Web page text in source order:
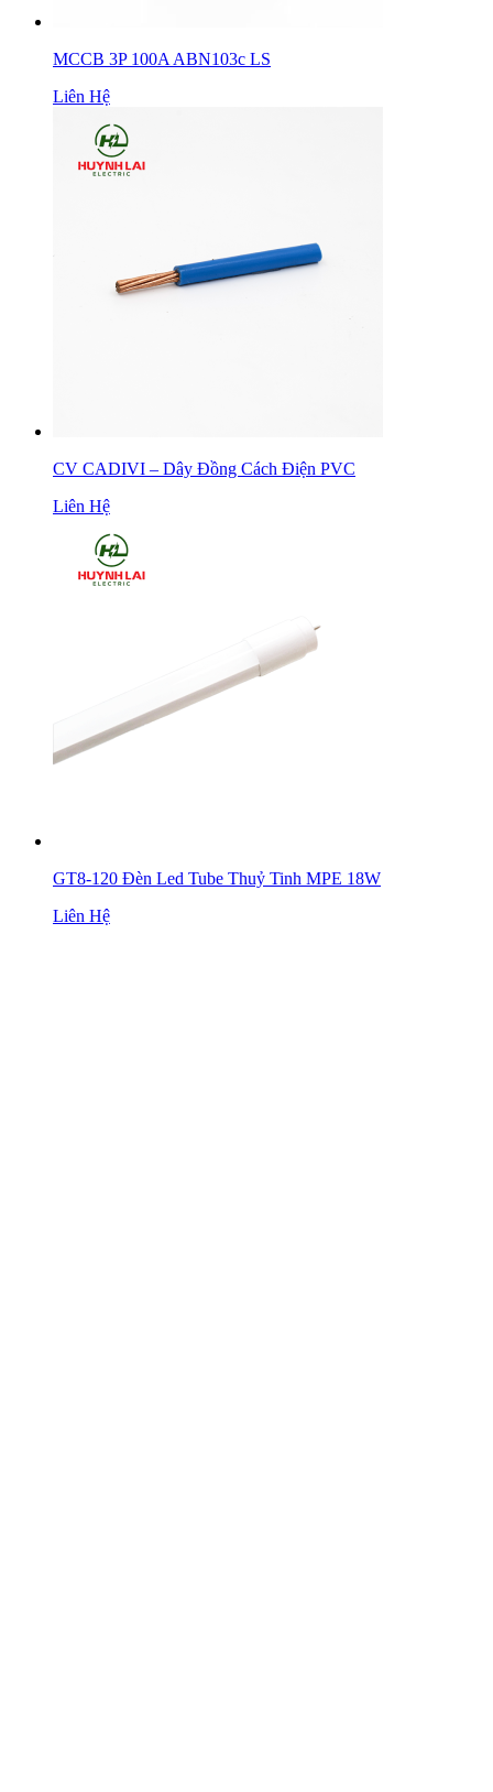
MCCB 3P 100A ABN103c LS
Liên Hệ
CV CADIVI – Dây Đồng Cách Điện PVC
Liên Hệ
GT8-120 Đèn Led Tube Thuỷ Tinh MPE 18W
Liên Hệ